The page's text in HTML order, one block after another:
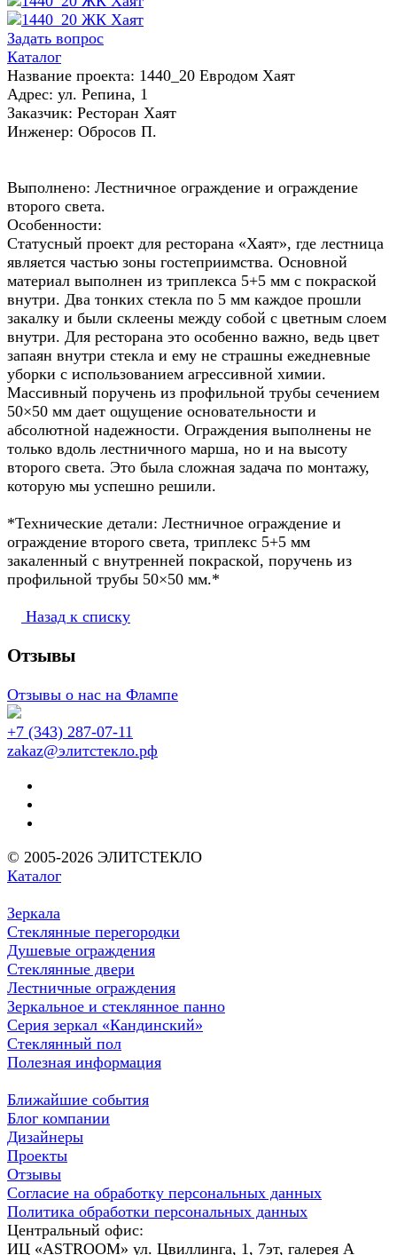
Задать вопрос
Каталог
Название проекта: 1440_20 Евродом Хаят
Адрес: ул. Репина, 1
Заказчик: Ресторан Хаят
Инженер: Обросов П.
Выполнено: Лестничное ограждение и ограждение
второго света.
Особенности:
Статусный проект для ресторана «Хаят», где лестница
является частью зоны гостеприимства. Основной
материал выполнен из триплекса 5+5 мм с покраской
внутри. Два тонких стекла по 5 мм каждое прошли
закалку и были склеены между собой с цветным слоем
внутри. Для ресторана это особенно важно, ведь цвет
запаян внутри стекла и ему не страшны ежедневные
уборки с использованием агрессивной химии.
Массивный поручень из профильной трубы сечением
50×50 мм дает ощущение основательности и
абсолютной надежности. Ограждения выполнены не
только вдоль лестничного марша, но и на высоту
второго света. Это была сложная задача по монтажу,
которую мы успешно решили.
*Технические детали: Лестничное ограждение и
ограждение второго света, триплекс 5+5 мм
закаленный с внутренней покраской, поручень из
профильной трубы 50×50 мм.*
Назад к списку
Отзывы
Отзывы о нас на Флампе
+7 (343) 287-07-11
zakaz@элитстекло.рф
© 2005-2026 ЭЛИТСТЕКЛО
Каталог
Зеркала
Стеклянные перегородки
Душевые ограждения
Стеклянные двери
Лестничные ограждения
Зеркальное и стеклянное панно
Серия зеркал «Кандинский»
Стеклянный пол
Полезная информация
Ближайшие события
Блог компании
Дизайнеры
Проекты
Отзывы
Согласие на обработку персональных данных
Политика обработки персональных данных
Центральный офис:
ИЦ «ASTROOM» ул. Цвиллинга, 1, 7эт, галерея А